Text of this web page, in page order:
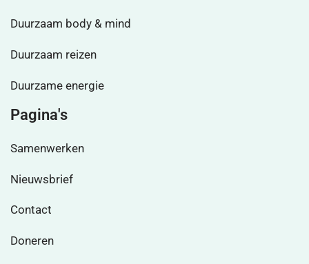
Duurzaam body & mind
Duurzaam reizen
Duurzame energie
Pagina's
Samenwerken
Nieuwsbrief
Contact
Doneren